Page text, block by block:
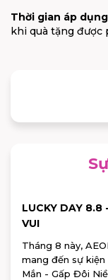
Thời gian áp
khi quà tặng được
LUCKY DAY 8.8
VUI
Tháng 8 này,
mang đến sự
Mắn - Gấp Đôi